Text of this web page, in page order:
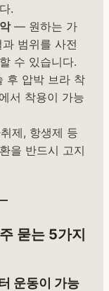
.
— 원하는 가
범위를 사전
수 있습니다.
후 압박 브라 착
서 착용이 가능
제, 항생제 등
을 반드시 고지
묻는 5가지
운동이 가능